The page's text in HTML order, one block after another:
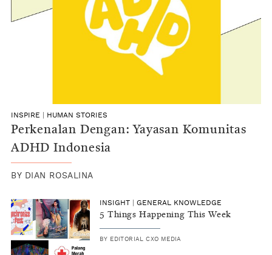
INSPIRE HUMAN STORIES
Perkenalan Dengan: Yayasan Komunitas
ADHD Indonesia
BY DIAN ROSALINA
INSIGHT GENERAL KNOWLEDGE
5 Things Happening This Week
BY EDITORIAL CXO MEDIA